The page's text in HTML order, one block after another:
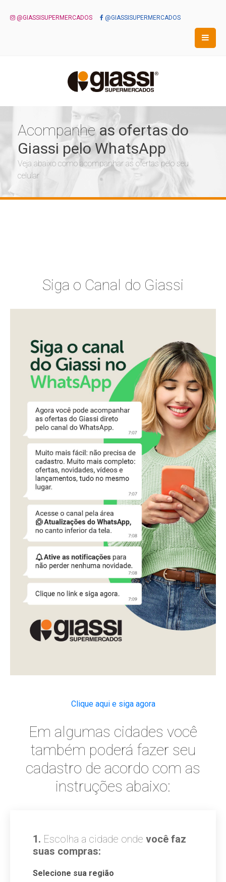
@GIASSISUPERMERCADOS @GIASSISUPERMERCADOS
Acompanhe as ofertas do
Giassi pelo WhatsApp
Veja abaixo como acompanhar as ofertas pelo seu
celular
Siga o Canal do Giassi
Clique aqui e siga agora
Em algumas cidades você
também poderá fazer seu
cadastro de acordo com as
instruções abaixo:
1. Escolha a cidade onde você faz
suas compras:
Selecione sua região